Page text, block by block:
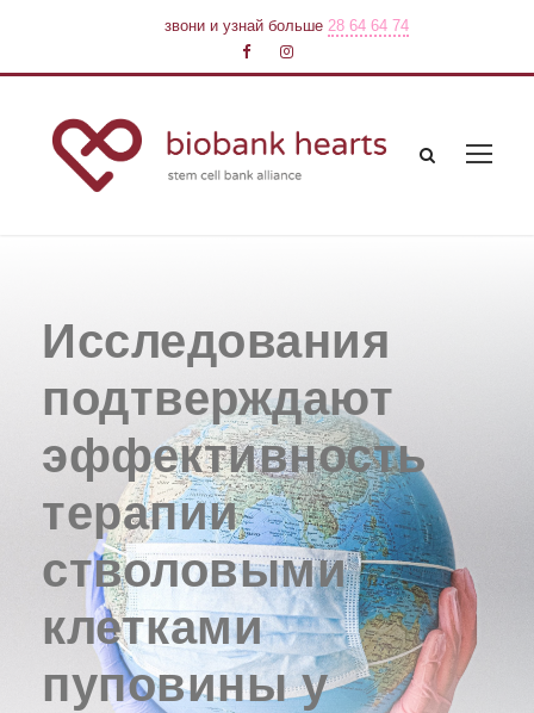
звони и узнай больше28 64 64 74
Исследования
подтверждают
эффективность
терапии
стволовыми
клетками
пуповины у